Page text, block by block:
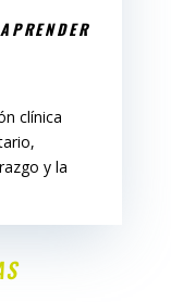
clínica
y la